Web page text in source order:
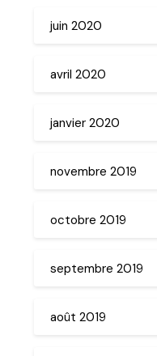
juin 2020
avril 2020
janvier 2020
novembre 2019
octobre 2019
septembre 2019
août 2019